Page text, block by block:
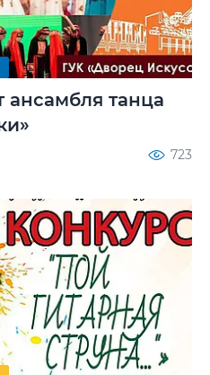
ансамбля танца
723